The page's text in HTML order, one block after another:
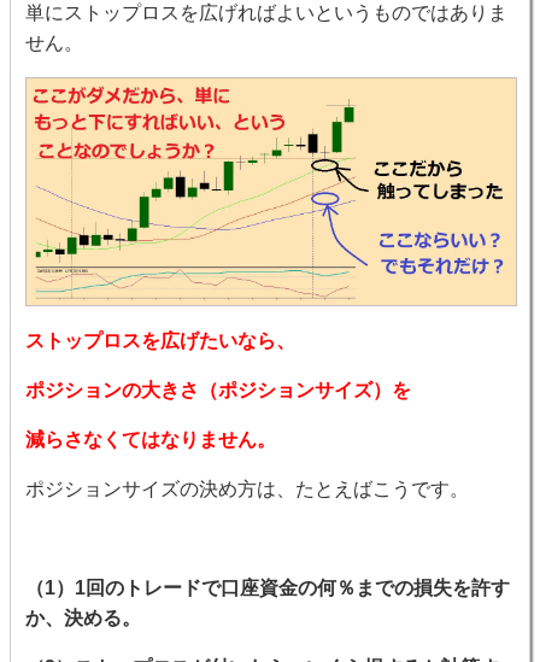
単にストップロスを広げればよいというものではありま
せん。
ストップロスを広げたいなら、
ポジションの大きさ（ポジションサイズ）を
減らさなくてはなりません。
ポジションサイズの決め方は、たとえばこうです。
（1）1回のトレードで口座資金の何％までの損失を許す
か、決める。